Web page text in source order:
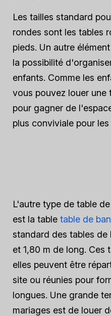
Les tailles standard
rondes sont les tables
pieds. Un autre
la possibilité
enfants. Comme les
vous pouvez louer une
pour gagner de
plus conviviale pour les
L'autre type de table
est la table table de
standard des tables de
et 1,80 m de long. Ces
elles peuvent être
site ou réunies pour
longues. Une grande
mariages est de louer